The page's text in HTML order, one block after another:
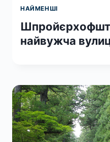
НАЙМЕНШІ
найвужча